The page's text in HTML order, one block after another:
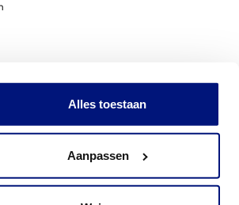
Alles toestaan
Aanpassen